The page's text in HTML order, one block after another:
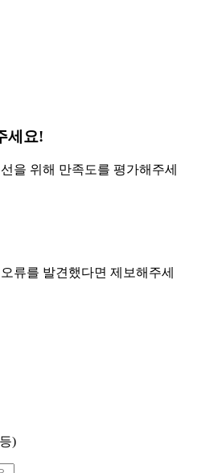
세요!
을 위해 만족도를 평가해주세
류를 발견했다면 제보해주세
)